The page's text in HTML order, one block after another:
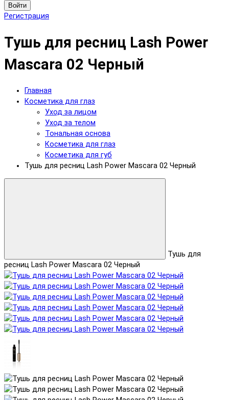
Войти
Регистрация
Тушь для ресниц Lash Power
Mascara 02 Черный
Главная
Косметика для глаз
Уход за лицом
Уход за телом
Тональная основа
Косметика для глаз
Косметика для губ
Тушь для ресниц Lash Power Mascara 02 Черный
Тушь для
ресниц Lash Power Mascara 02 Черный